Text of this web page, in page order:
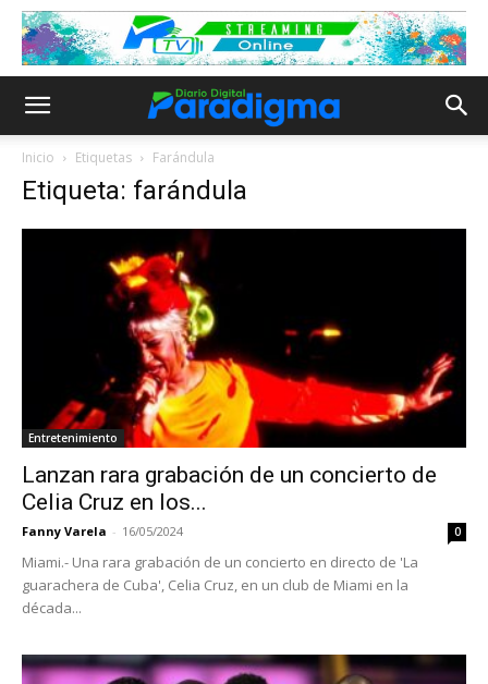
Inicio Etiquetas Farándula
Etiqueta: farándula
Entretenimiento
Lanzan rara grabación de un concierto de
Celia Cruz en los...
Fanny Varela - 16/05/2024 0
Miami.- Una rara grabación de un concierto en directo de 'La
guarachera de Cuba', Celia Cruz, en un club de Miami en la
década...